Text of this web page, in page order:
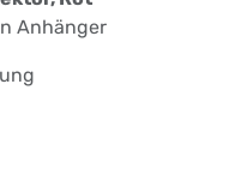
Anhänger